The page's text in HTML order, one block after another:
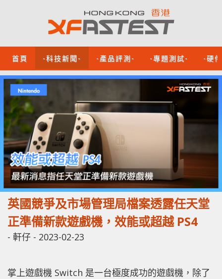
首頁 -科技新聞- -產品評測- -專題測試- -硬
英國競爭及市場管理局檔案透露任天堂
正準備新款遊戲機，效能或超越 PS4
- 軒仔 - 2023-02-23
掌上遊戲機 Switch 是一台極度成功的遊戲機，除了